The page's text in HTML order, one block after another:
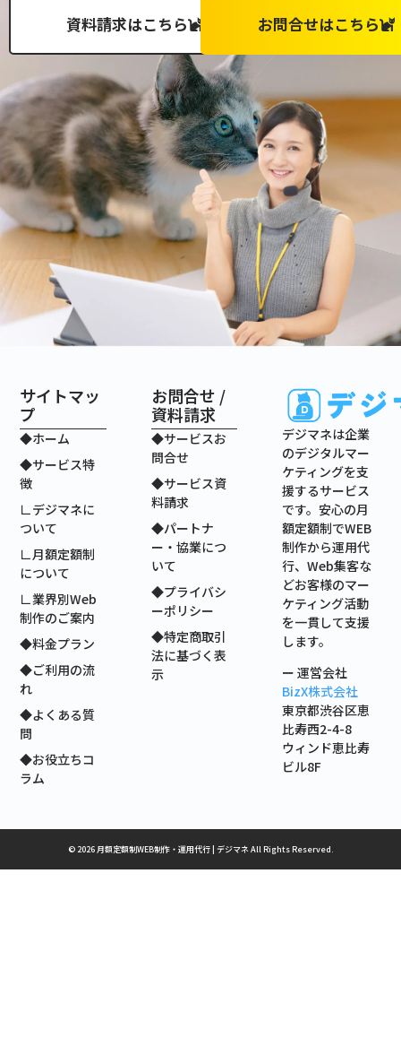
資料請求はこちら お問合せはこちら
デジマネは企業
のデジタルマー
ケティングを支
援するサービス
です。安心の月
額定額制でWEB
制作から運用代
行、Web集客な
どお客様のマー
ケティング活動
を一貫して支援
します。
ー 運営会社
BizX株式会社
東京都渋谷区恵
比寿西2-4-8
ウィンド恵比寿
ビル8F
サイトマッ
プ
◆ホーム
◆サービス特
徴
∟デジマネに
ついて
∟月額定額制
について
∟業界別Web
制作のご案内
◆料金プラン
◆ご利用の流
れ
◆よくある質
問
◆お役立ちコ
ラム
お問合せ /
資料請求
◆サービスお
問合せ
◆サービス資
料請求
◆パートナ
ー・協業につ
いて
◆プライバシ
ーポリシー
◆特定商取引
法に基づく表
示
© 2026 月額定額制WEB制作・運用代行 | デジマネ All Rights Reserved.